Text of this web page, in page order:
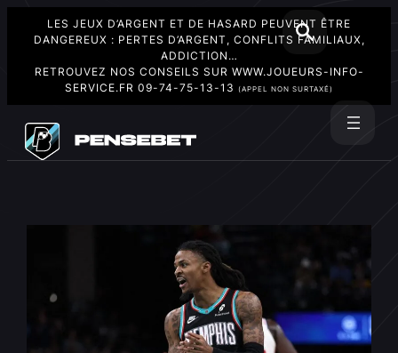
LES JEUX D’ARGENT ET DE HASARD PEUVENT ÊTRE
DANGEREUX : PERTES D’ARGENT, CONFLITS FAMILIAUX,
ADDICTION…
RETROUVEZ NOS CONSEILS SUR WWW.JOUEURS-INFO-
SERVICE.FR 09-74-75-13-13 (APPEL NON SURTAXÉ)
contenu